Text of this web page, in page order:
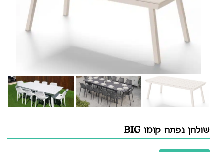
שולחן נפתח קומו BIG